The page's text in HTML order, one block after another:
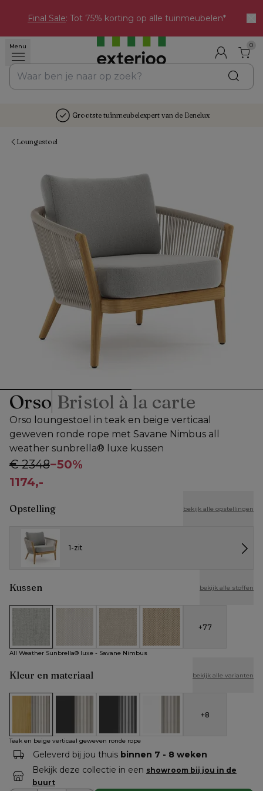
Final Sale: Tot 75% korting op alle tuinmeubelen*
Menu 0
Grootste tuinmeubelexpert van de Benelux
Loungestoel
Orso Bristol à la carte
Orso loungestoel in teak en beige verticaal
geweven ronde rope met Savane Nimbus all
weather sunbrella® luxe kussen
€ 2348−50%
1174,-
Opstelling bekijk alle opstellingen
1-zit
Kussen bekijk alle stoffen
All Weather Sunbrella® luxe - Savane Nimbus
All Weather Cosytica - Althea Off White
All Weather Cosytica - Althea Chalk
All Weather Cosytica - Althea
+77
All Weather Sunbrella® luxe - Savane Nimbus
Kleur en materiaal bekijk alle varianten
Zwart aluminium en beige verticaal geweven
Zwart aluminium en zwart verticaal
Wit aluminium en beige
+8
Teak en beige verticaal geweven ronde rope
Geleverd bij jou thuis binnen 7 - 8 weken
Bekijk deze collectie in een showroom bij jou in de
buurt